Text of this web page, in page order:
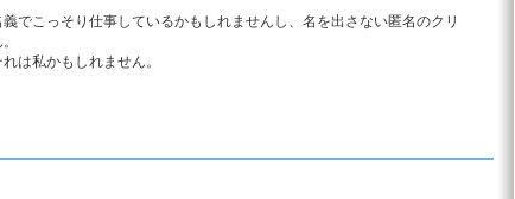
でこっそり仕事しているかもしれませんし、名を出さない匿名のクリ
は私かもしれません。